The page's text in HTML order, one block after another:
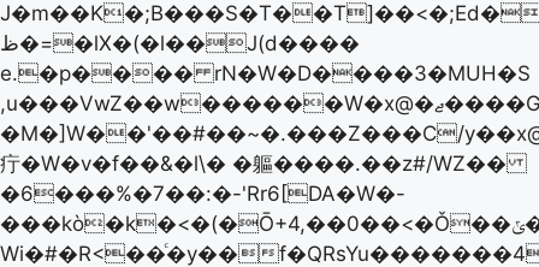
ظ�=�lХ�(�l��J(d����
e.�p���� rN�W�D����3�MUH�S
,u���VwZ��w������W�x@�ޖ����G׫e����HOcG��5�Ҳ�)l�-
�M�]W��'��#��~�.���Z���C/
疔�W�v�f��&�l\� �軀����.��z#/WZ��
�6���%�7��:�-'Rr6[DA�W�-
���kò�k�<�(�Ō+4,��0��<�Ǒ��ݶ�FpX@���ܳ�G$��+Wt
Wi�#�R<��ͨ�y��